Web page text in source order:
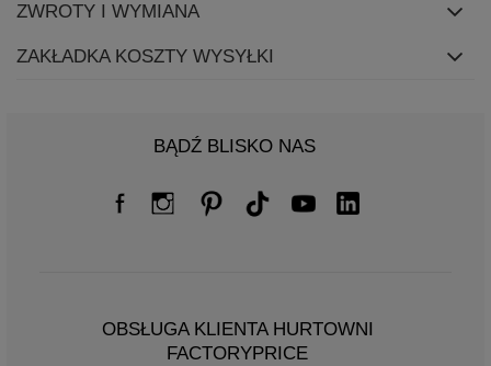
ZWROTY I WYMIANA
ZAKŁADKA KOSZTY WYSYŁKI
BĄDŹ BLISKO NAS
OBSŁUGA KLIENTA HURTOWNI
FACTORYPRICE